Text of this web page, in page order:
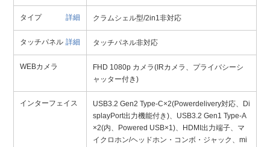
タイプ 詳細 クラムシェル型/2in1非対応
タッチパネル 詳細 タッチパネル非対応
WEBカメラ
FHD 1080p カメラ(IRカメラ、プライバシーシ
ャッター付き)
インターフェイス
USB3.2 Gen2 Type-C×2(Powerdelivery対応、Di
splayPort出力機能付き)、USB3.2 Gen1 Type-A
×2(内、Powered USB×1)、HDMI出力端子、マ
イクロホン/ヘッドホン・コンボ・ジャック、mi